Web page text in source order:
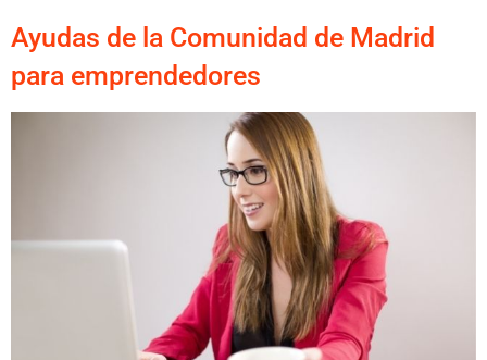
Ayudas de la Comunidad de Madrid
para emprendedores